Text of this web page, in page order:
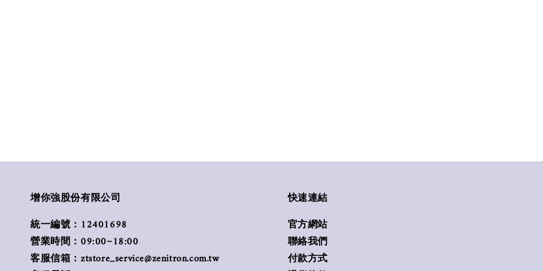
增你強股份有限公司
統一編號：12401698
營業時間：09:00~18:00
客服信箱：ztstore_service@zenitron.com.tw
快速連結
官方網站
聯絡我們
付款方式